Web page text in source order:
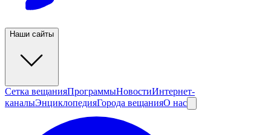
Наши сайты
Сетка вещанияПрограммыНовостиИнтернет-
каналыЭнциклопедияГорода вещанияО нас